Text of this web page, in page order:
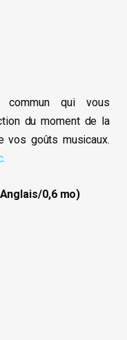
commun qui vous
du moment de la
vos goûts musicaux.
0,6 mo)